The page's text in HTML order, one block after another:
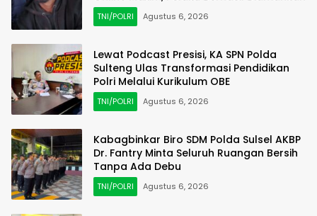
TNI/POLRI Agustus 6, 2026
Lewat Podcast Presisi, KA SPN Polda
Sulteng Ulas Transformasi Pendidikan
Polri Melalui Kurikulum OBE
TNI/POLRI Agustus 6, 2026
Kabagbinkar Biro SDM Polda Sulsel AKBP
Dr. Fantry Minta Seluruh Ruangan Bersih
Tanpa Ada Debu
TNI/POLRI Agustus 6, 2026